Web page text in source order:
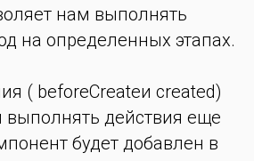
нам выполнять
на определенных этапах.
( beforeCreateи created)
действия еще
будет добавлен в